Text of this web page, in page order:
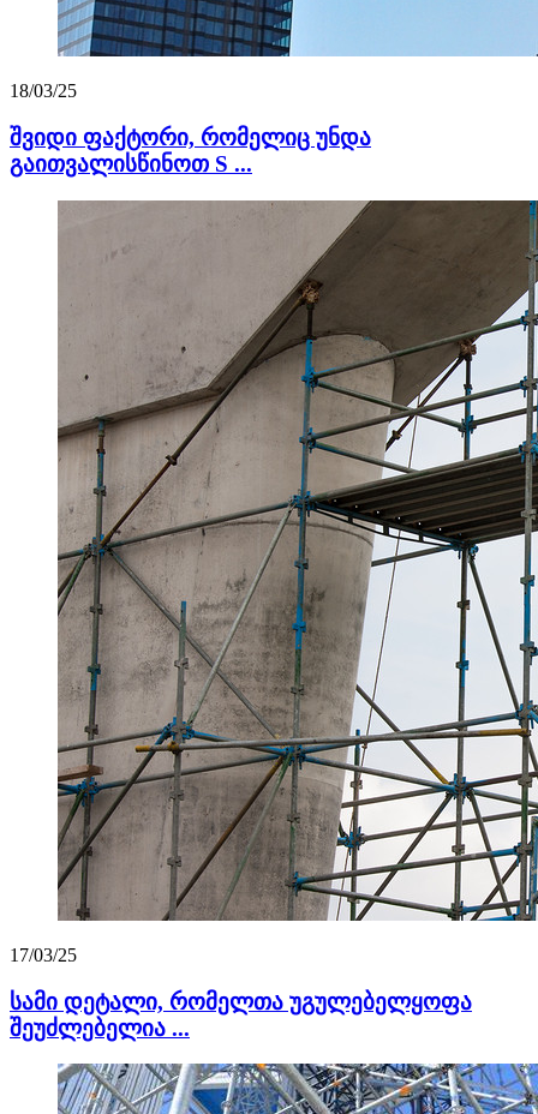
18/03/25
შვიდი ფაქტორი, რომელიც უნდა
გაითვალისწინოთ S ...
17/03/25
სამი დეტალი, რომელთა უგულებელყოფა
შეუძლებელია ...